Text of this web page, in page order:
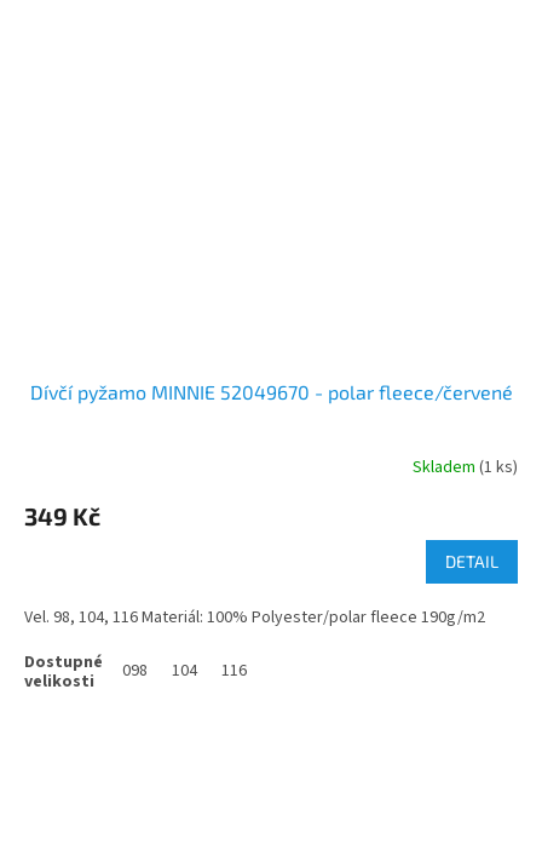
Dívčí pyžamo MINNIE 52049670 - polar fleece/červené
Skladem (1 ks)
349 Kč
DETAIL
Vel. 98, 104, 116 Materiál: 100% Polyester/polar fleece 190g/m2
098 104 116